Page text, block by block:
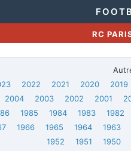
RC
2022 2021 2020 2019
2004 2003 2002 2001
1985 1984 1983 1982
1966 1965 1964 1963
1952
1951 1950